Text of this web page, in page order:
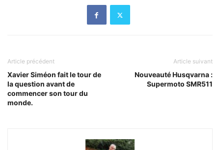
Article précédent
Xavier Siméon fait le tour de
la question avant de
commencer son tour du
monde.
Article suivant
Nouveauté Husqvarna :
Supermoto SMR511